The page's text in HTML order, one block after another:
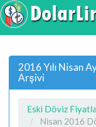
2016 Yılı Nisan
Arşivi
Eski Döviz
Nisan 2016